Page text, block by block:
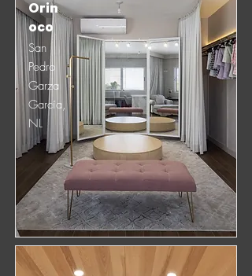
Orin
oco
San
Pedro
Garza
García,
NL